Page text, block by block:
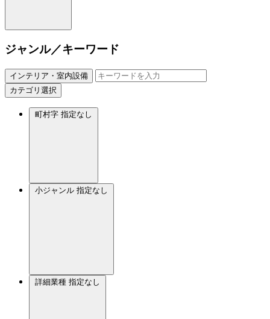
ジャンル／キーワード
インテリア・室内設備
カテゴリ選択
町村字 指定なし
小ジャンル 指定なし
詳細業種 指定なし